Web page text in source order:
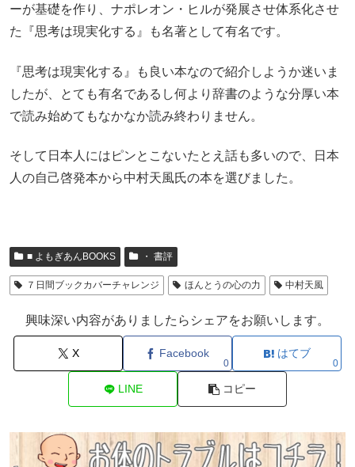
ーが基礎を作り、ナポレオン・ヒルが発展させ体系化させ
た『思考は現実化する』も名著として有名です。
『思考は現実化する』も良い本なので紹介しようか迷いま
したが、とても有名であるし何より辞書のような分厚い本
で読み始めてもなかなか読み終わりません。
そして日本人にはピンとこないたとえ話も多いので、日本
人の自己啓発本から中村天風氏の本を選びました。
■ よもぎあんBOOKS ・ 書評
７日間ブックカバーチャレンジ ほんとうの心の力 中村天風
興味深い内容がありましたらシェアをお願いします。
X Facebook
0
はてブ
0
LINE コピー